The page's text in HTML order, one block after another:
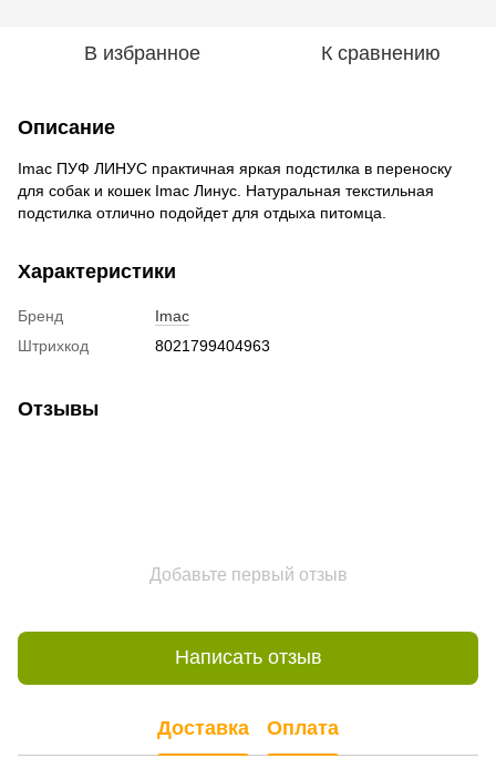
В избранное К сравнению
Описание
Imac ПУФ ЛИНУС практичная яркая подстилка в переноску
для собак и кошек Imac Линус. Натуральная текстильная
подстилка отлично подойдет для отдыха питомца.
Характеристики
Бренд
Imac
Штрихкод
8021799404963
Отзывы
Добавьте первый отзыв
Написать отзыв
Доставка Оплата